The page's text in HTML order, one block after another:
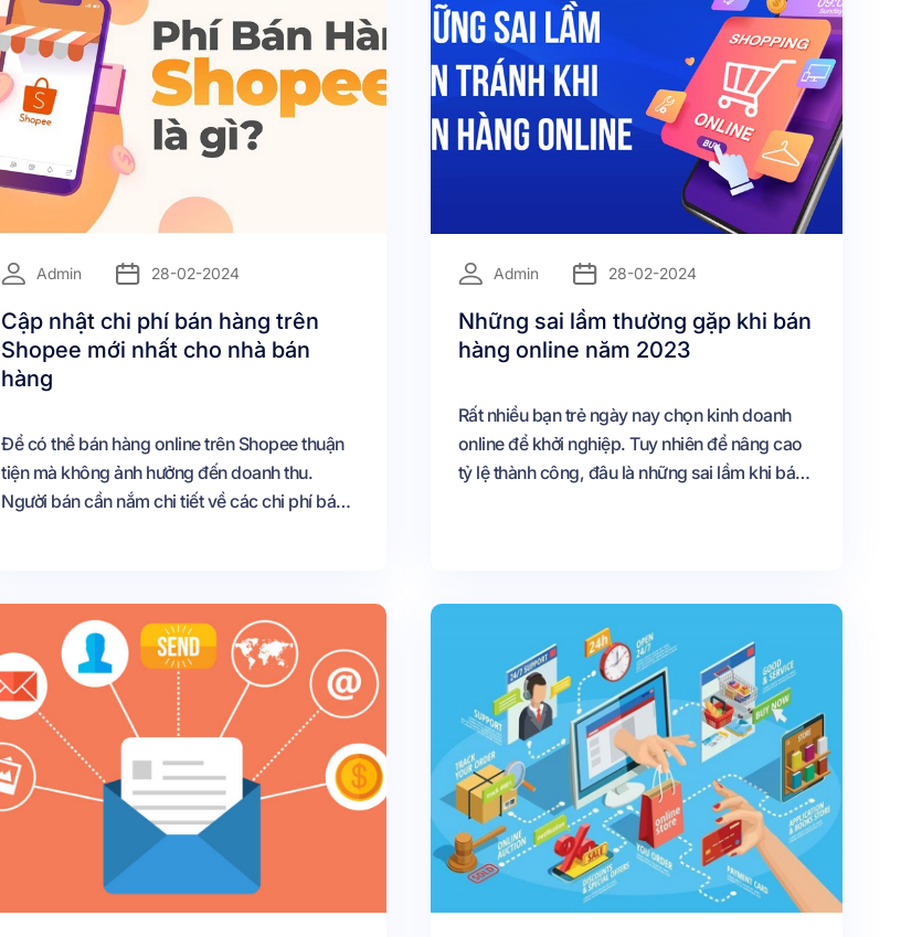
Admin 28-02-2024
Cập nhật chi phí bán hàng trên
Shopee mới nhất cho nhà bán
hàng
Để có thể bán hàng online trên Shopee thuận
tiện mà không ảnh hưởng đến doanh thu.
Người bán cần nắm chi tiết về các chi phí bán
Admin 28-02-2024
Những sai lầm thường gặp khi bán
hàng online năm 2023
Rất nhiều bạn trẻ ngày nay chọn kinh doanh
online để khởi nghiệp. Tuy nhiên để nâng cao
tỷ lệ thành công, đâu là những sai lầm khi bán